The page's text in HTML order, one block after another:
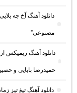
دانلود آهنگ آخ چه
مصنوعی”
دانلود آهنگ ریمیکس
حمیدرضا بابایی و
دانلود آهنگ تیغ تیز